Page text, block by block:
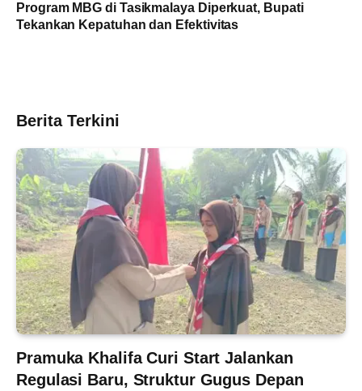
Program MBG di Tasikmalaya Diperkuat, Bupati
Tekankan Kepatuhan dan Efektivitas
Berita Terkini
Pramuka Khalifa Curi Start Jalankan
Regulasi Baru, Struktur Gugus Depan